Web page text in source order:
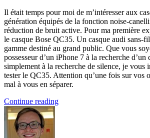
Il était temps pour moi de m’intéresser aux
génération équipés de la fonction noise-
réduction de bruit active. Pour ma première
le casque Bose QC35. Un casque audi sans-
gamme destiné au grand public. Que vous
possesseur d’un iPhone 7 à la recherche
simplement à la recherche de silence, je
tester le QC35. Attention qu’une fois sur vos
mal à vous en séparer.
Continue reading